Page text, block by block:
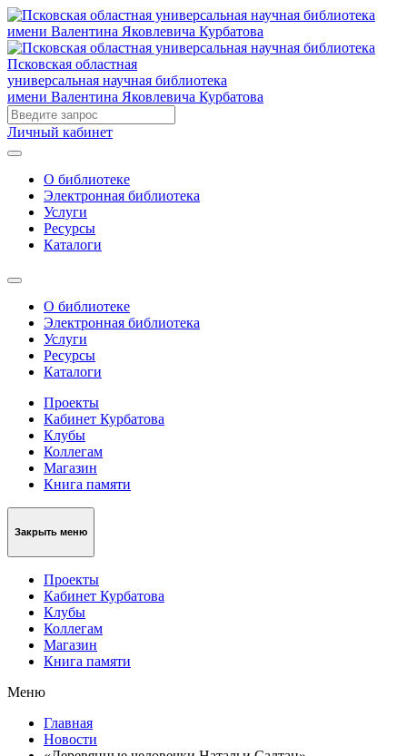
Псковская областная
универсальная научная библиотека
имени Валентина Яковлевича Курбатова
Личный кабинет
О библиотеке
Электронная библиотека
Услуги
Ресурсы
Каталоги
О библиотеке
Электронная библиотека
Услуги
Ресурсы
Каталоги
Проекты
Кабинет Курбатова
Клубы
Коллегам
Магазин
Книга памяти
Закрыть меню
Проекты
Кабинет Курбатова
Клубы
Коллегам
Магазин
Книга памяти
Меню
Главная
Новости